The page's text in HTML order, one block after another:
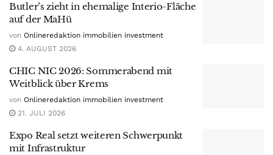
Butler’s zieht in ehemalige Interio-Fläche
auf der MaHü
von Onlineredaktion immobilien investment
4. AUGUST 2026
CHIC NIC 2026: Sommerabend mit
Weitblick über Krems
von Onlineredaktion immobilien investment
21. JULI 2026
Expo Real setzt weiteren Schwerpunkt
mit Infrastruktur